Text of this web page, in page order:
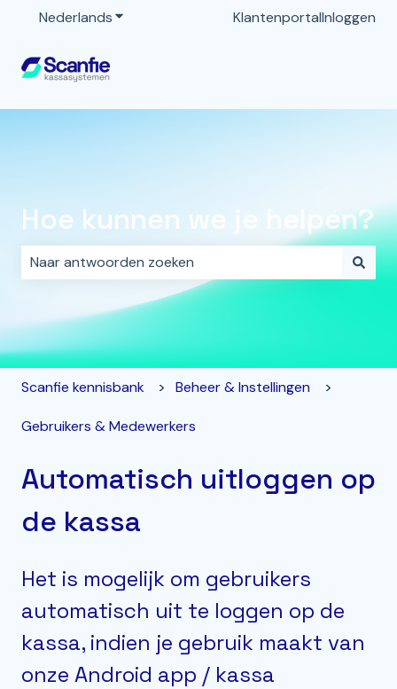
NederlandsSubmenu tonen voor vertalingen
KlantenportalInloggen
Hoe kunnen we je helpen?
Er zijn geen suggesties want het zoekveld is leeg.
Scanfie kennisbank Beheer & Instellingen
Gebruikers & Medewerkers
Automatisch uitloggen op
de kassa
Het is mogelijk om gebruikers
automatisch uit te loggen op de
kassa, indien je gebruik maakt van
onze Android app / kassa